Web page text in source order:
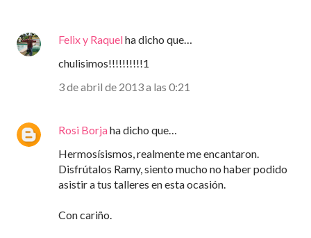
Felix y Raquelha dicho que…
chulisimos!!!!!!!!!!1
3 de abril de 2013 a las 0:21
Rosi Borjaha dicho que…
Hermosísismos, realmente me encantaron.
Disfrútalos Ramy, siento mucho no haber podido
asistir a tus talleres en esta ocasión.
Con cariño.